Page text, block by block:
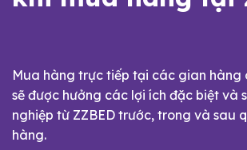
Mua hàng trực tiếp tại các gian hàng
sẽ được hưởng các lợi ích đặc biệt và
nghiệp từ ZZBED trước, trong và sau
hàng.